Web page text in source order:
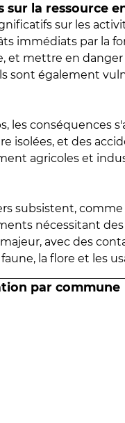
sur la ressource
sur les
immédiats par la
et mettre en
sont également
les conséquences
isolées, et des
agricoles et
subsistent,
nécessitant
avec des
la flore et les
par commune